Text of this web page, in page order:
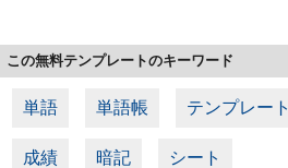
この無料テンプレートのキーワード
単語 単語帳 テンプレート
成績 暗記 シート